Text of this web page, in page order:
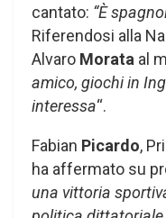
cantato: “È
Riferendosi alla
Alvaro Morata al
amico, giochi in
interessa“.
Fabian Picardo,
ha affermato su
una vittoria